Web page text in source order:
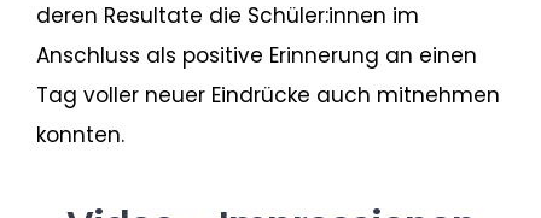
deren Resultate die Schüler:innen im
Anschluss als positive Erinnerung an einen
Tag voller neuer Eindrücke auch mitnehmen
konnten.